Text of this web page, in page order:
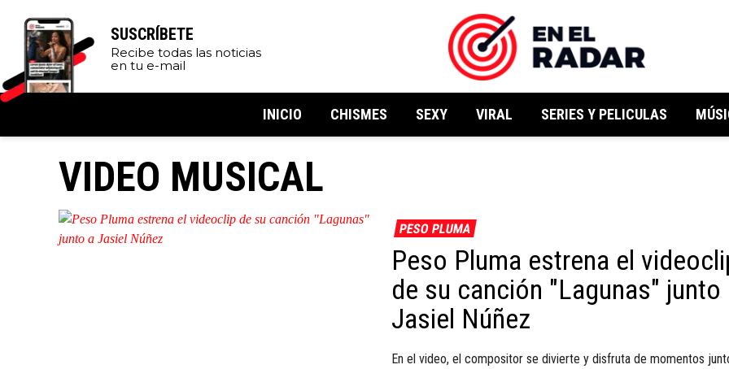
SUSCRÍBETE
Recibe todas las noticias
en tu e-mail
INICIO CHISMES SEXY VIRAL SERIES Y PELICULAS
VIDEO MUSICAL
PESO PLUMA
Peso Pluma estrena el
de su canción "Lagunas" junto
Jasiel Núñez
En el video, el compositor se divierte y disfruta de momentos